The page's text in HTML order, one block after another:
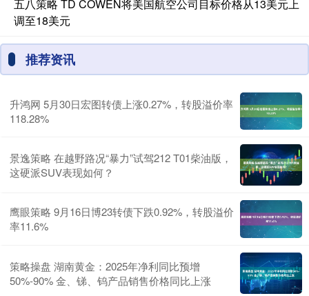
五八策略 TD COWEN将美国航空公司目标价格从13美元上
调至18美元
推荐资讯
升鸿网 5月30日宏图转债上涨0.27%，转股溢价率
118.28%
景逸策略 在越野路况“暴力”试驾212 T01柴油版，
这硬派SUV表现如何？
鹰眼策略 9月16日博23转债下跌0.92%，转股溢价
率11.6%
策略操盘 湖南黄金：2025年净利同比预增
50%-90% 金、锑、钨产品销售价格同比上涨